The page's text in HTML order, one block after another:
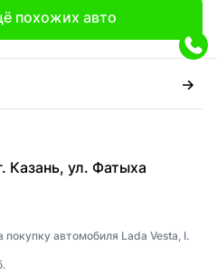
похожих авто
Казань, ул. Фатыха
автомобиля Lada Vesta, I.